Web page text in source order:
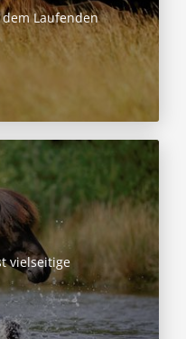
Laufenden
vielseitige